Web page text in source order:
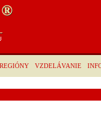
REGIÓNY VZDELÁVANIE